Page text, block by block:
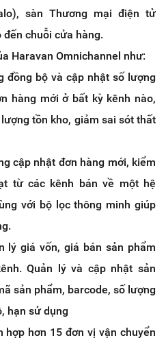
sàn Thương mại điện tử
đến chuỗi cửa hàng.
Haravan Omnichannel như:
đồng bộ và cập nhật số lượng
hàng mới ở bất kỳ kênh nào,
tồn kho, giảm sai sót thất
cập nhật đơn hàng mới, kiểm
từ các kênh bán về một hệ
với bộ lọc thông minh giúp
lý giá vốn, giá bán sản phẩm
Quản lý và cập nhật sản
sản phẩm, barcode, số lượng
hạn sử dụng
hợp hơn 15 đơn vị vận chuyển